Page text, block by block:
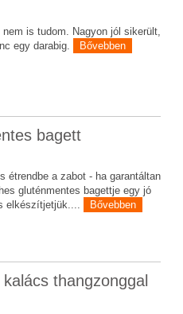
is tudom. Nagyon jól sikerült,
egy darabig.
Bővebben
bagett
étrendbe a zabot - ha garantáltan
gluténmentes bagettje egy jó
elkészítjetjük....
Bővebben
thangzonggal